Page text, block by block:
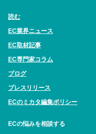
読む
EC業界ニュース
EC取材記事
EC専門家コラム
ブログ
プレスリリース
ECのミカタ編集ポリシー
ECの悩みを相談する